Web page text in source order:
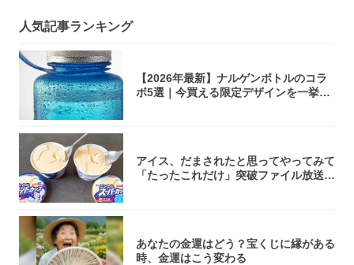
人気記事ランキング
【2026年最新】ナルゲンボトルのコラ
ボ5選｜今買える限定デザインを一挙紹
アイス、だまされたと思ってやってみて
「たったこれだけ」突破ファイル放送で
あなたの金運はどう？宝くじに縁がある
時、金運はこう変わる